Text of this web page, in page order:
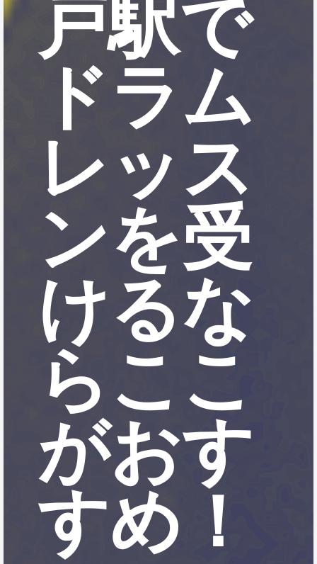
戸駅で
ドラム
レッス
ンを受
けるな
らここ
がおす
すめ！